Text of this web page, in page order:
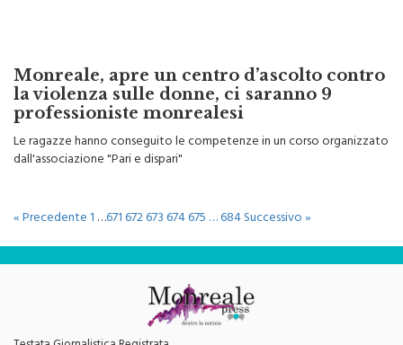
la violenza sulle donne, ci saranno 9
professioniste monrealesi
Le ragazze hanno conseguito le competenze in un corso organizzato
dall'associazione "Pari e dispari"
Testata Giornalistica Registrata